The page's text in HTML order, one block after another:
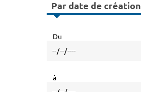
Par date de création
Du
à